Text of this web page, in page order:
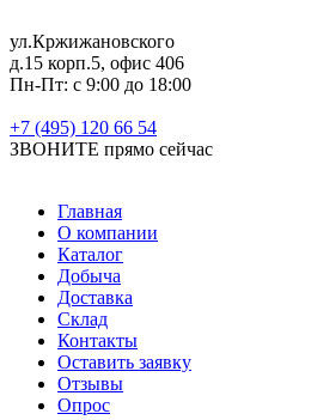
ул.Кржижановского
д.15 корп.5, офис 406
Пн-Пт: с 9:00 до 18:00
+7 (495) 120 66 54
ЗВОНИТЕ прямо сейчас
Главная
О компании
Каталог
Добыча
Доставка
Склад
Контакты
Оставить заявку
Отзывы
Опрос